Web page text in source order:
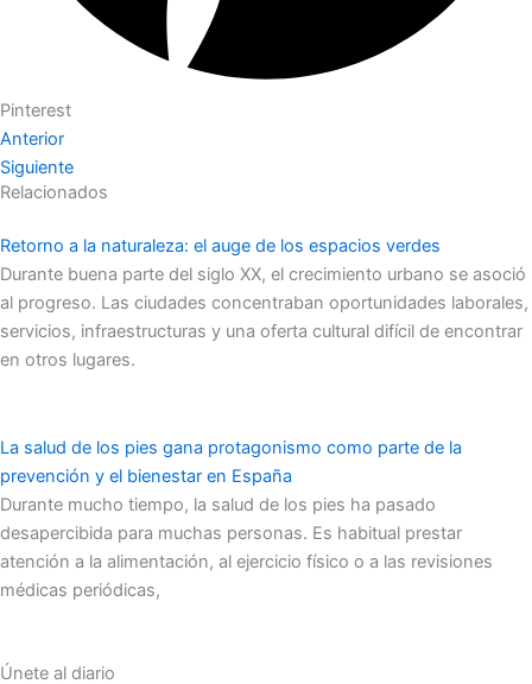
Pinterest
Anterior
Siguiente
Relacionados
Retorno a la naturaleza: el auge de los espacios verdes
Durante buena parte del siglo XX, el crecimiento urbano se asoció
al progreso. Las ciudades concentraban oportunidades laborales,
servicios, infraestructuras y una oferta cultural difícil de encontrar
en otros lugares.
La salud de los pies gana protagonismo como parte de la
prevención y el bienestar en España
Durante mucho tiempo, la salud de los pies ha pasado
desapercibida para muchas personas. Es habitual prestar
atención a la alimentación, al ejercicio físico o a las revisiones
médicas periódicas,
Únete al diario